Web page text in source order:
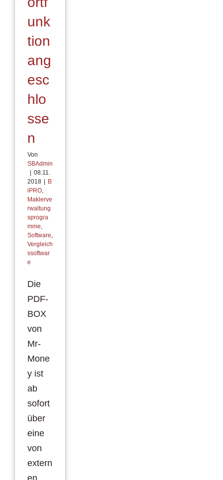
unk
tion
ang
esc
hlo
sse
n
Von
SBAdmin
| 08.11.
2018 | B
iPRO
Maklerve
rwaltung
sprogra
mme
Software
Vergleich
ssoftwar
e
Die
PDF-
BOX
von
Mr-
Mone
y ist
ab
sofort
über
eine
von
extern
en